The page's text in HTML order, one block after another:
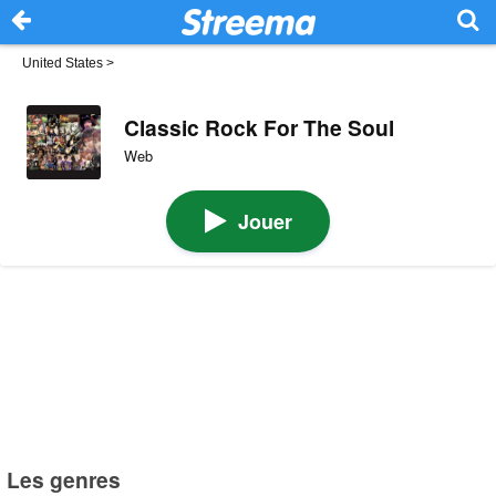
United States >
Classic Rock For The Soul
Web
Jouer
Les genres